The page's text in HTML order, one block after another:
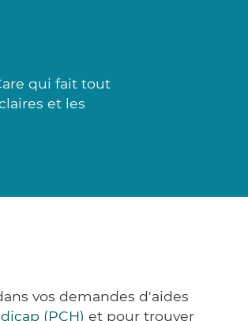
qui fait tout
et les
vos demandes d'aides
(PCH) et pour trouver